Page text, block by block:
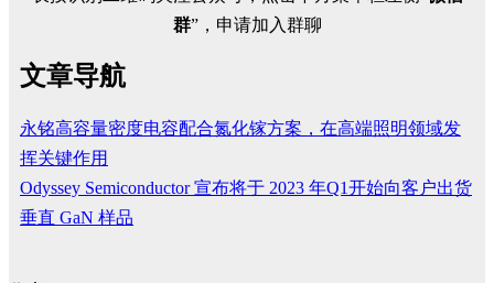
群”，申请加入群聊
文章导航
永铭高容量密度电容配合氮化镓方案，在高端照明领域发
挥关键作用
Odyssey Semiconductor 宣布将于 2023 年Q1开始向客户出货
垂直 GaN 样品